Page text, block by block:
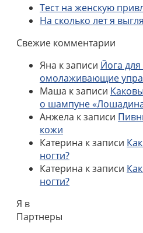
Тест на женскую
На сколько лет я
Свежие комментарии
Яна к записи Йога
омолаживающие
Маша к записи
о шампуне
Анжела к записи
кожи
Катерина к записи
ногти?
Катерина к записи
ногти?
Я в
Партнеры